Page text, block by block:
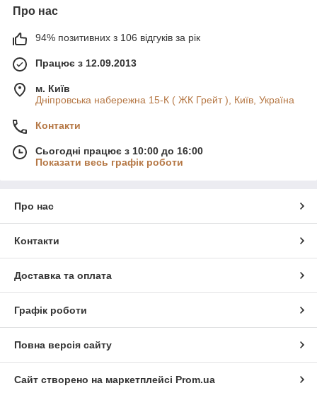
Про нас
94% позитивних з 106 відгуків за рік
Працює з 12.09.2013
м. Київ
Дніпровська набережна 15-К ( ЖК Грейт ), Київ, Україна
Контакти
Сьогодні працює з 10:00 до 16:00
Показати весь графік роботи
Про нас
Контакти
Доставка та оплата
Графік роботи
Повна версія сайту
Сайт створено на маркетплейсі Prom.ua